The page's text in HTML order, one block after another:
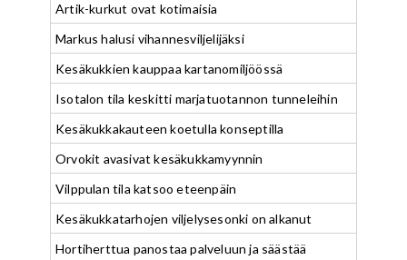
Artik-kurkut ovat kotimaisia
Markus halusi vihannesviljelijäksi
Kesäkukkien kauppaa kartanomiljöössä
Isotalon tila keskitti marjatuotannon tunneleihin
Kesäkukkakauteen koetulla konseptilla
Orvokit avasivat kesäkukkamyynnin
Vilppulan tila katsoo eteenpäin
Kesäkukkatarhojen viljelysesonki on alkanut
Hortiherttua panostaa palveluun ja säästää